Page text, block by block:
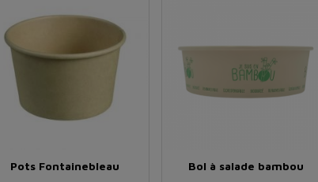
Pots Fontainebleau Bol à salade bambou